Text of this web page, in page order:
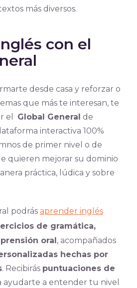
más diversos.
con el
desde casa y reforzar o
que más te interesan, te
el Global General de
interactiva 100%
de primer nivel o de
quieren mejorar su dominio
práctica, lúdica y sobre
podrás aprender inglés
de gramática,
oral, acompañados
hechas por
. Recibirás puntuaciones de
ayudarte a entender tu nivel